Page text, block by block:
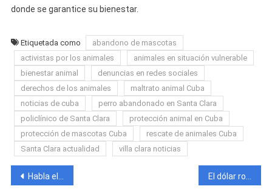
donde se garantice su bienestar.
Etiquetada como
abandono de mascotas
activistas por los animales
animales en situación vulnerable
bienestar animal
denuncias en redes sociales
derechos de los animales
maltrato animal Cuba
noticias de cuba
perro abandonado en Santa Clara
policlínico de Santa Clara
protección animal en Cuba
protección de mascotas Cuba
rescate de animales Cuba
Santa Clara actualidad
villa clara noticias
Navegación
Habla el cubano que tuvo el incidente con el mexicano en Cancún El dólar rompe todos los récords y alcanza la cifra más alta jamás vista en el mercado informal cubano